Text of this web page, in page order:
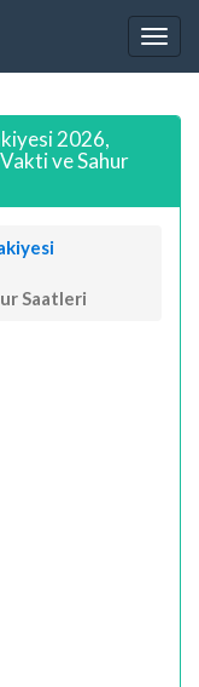
2026,
ve Sahur
Saatleri